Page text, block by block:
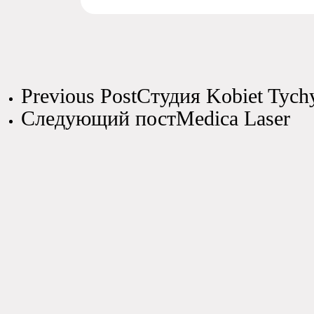
Previous PostСтудия Kobiet
Следующий постMedica Laser